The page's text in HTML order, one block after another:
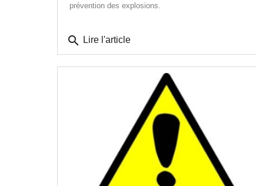
prévention des explosions.
search Lire l'article